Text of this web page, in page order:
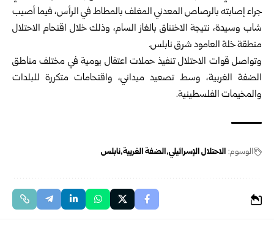
جراء إصابته بالرصاص المعدني المغلف بالمطاط في الرأس، فيما أصيب
شاب وسيدة، نتيجة الاختناق بالغاز السام، وذلك خلال اقتحام الاحتلال
منطقة خلة العامود شرق نابلس.
وتواصل قوات الاحتلال تنفيذ حملات اعتقال يومية في مختلف مناطق
الضفة الغربية، وسط تصعيد ميداني، واقتحامات متكررة للبلدات
والمخيمات الفلسطينية.
الوسوم: الاحتلال الإسرائيلي الضفة الغربية نابلس